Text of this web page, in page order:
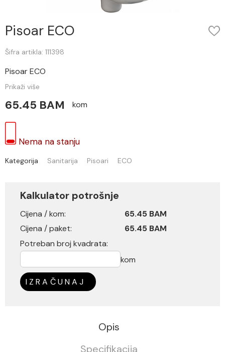
Pisoar ECO
Šifra artikla: 111398
Pisoar ECO
Prikaži više
65.45 BAM kom
Nema na stanju
Kategorija Sanitarija Pisoari ECO
Kalkulator potrošnje
Cijena / kom:
65.45 BAM
Cijena / paket:
65.45 BAM
Potreban broj kvadrata:
kom
IZRAČUNAJ
Opis
Specifikacija